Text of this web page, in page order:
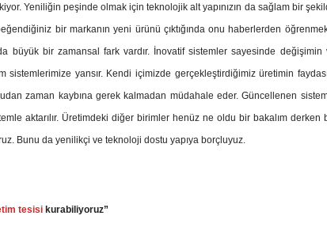
Yeniliğin peşinde olmak için teknolojik alt yapınızın da sağlam bir
bir markanın yeni ürünü çıktığında onu haberlerden
büyük bir zamansal fark vardır. İnovatif sistemler sayesinde değişimin
sistemlerimize yansır. Kendi içimizde gerçekleştirdiğimiz üretimin
zaman kaybına gerek kalmadan müdahale eder. Güncellenen
aktarılır. Üretimdeki diğer birimler henüz ne oldu bir bakalım derken
Bunu da yenilikçi ve teknoloji dostu yapıya borçluyuz.
tesisi kurabiliyoruz”